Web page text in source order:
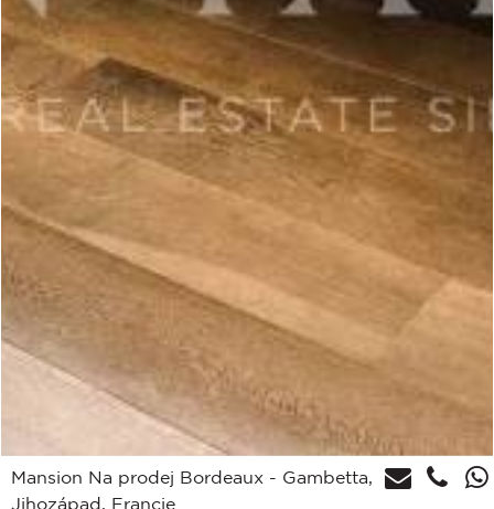
Mansion Na prodej Bordeaux - Gambetta,
Jihozápad, Francie